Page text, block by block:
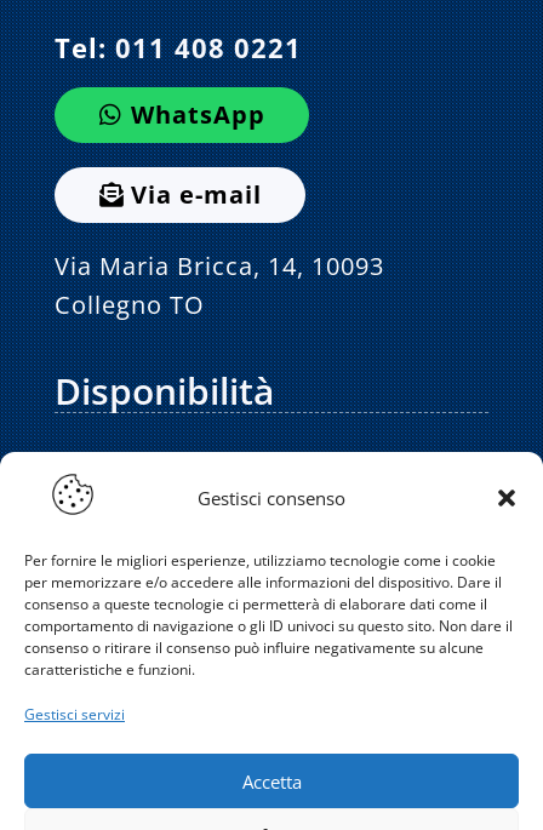
Gestisci consenso
Per fornire le migliori esperienze, utilizziamo tecnologie come i cookie
per memorizzare e/o accedere alle informazioni del dispositivo. Dare il
consenso a queste tecnologie ci permetterà di elaborare dati come il
comportamento di navigazione o gli ID univoci su questo sito. Non dare il
consenso o ritirare il consenso può influire negativamente su alcune
caratteristiche e funzioni.
Gestisci servizi
Accetta
Tel:011 408 0221
WhatsApp
Via e-mail
Via Maria Bricca, 14, 10093
Collegno TO
Disponibilità
dalle 08:00 alle 18:00 ,sabato fino alle
WhatsApp e email.
Gli interventi dei nostri tecnici sono effettuati
durante l’orario di lavoro regolare. Le
emergenze possono essere gestite anche al
appuntamento.